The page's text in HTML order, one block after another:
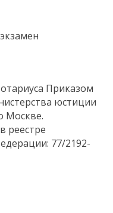
Приказом
юстиции
Москве.
реестре
77/2192-